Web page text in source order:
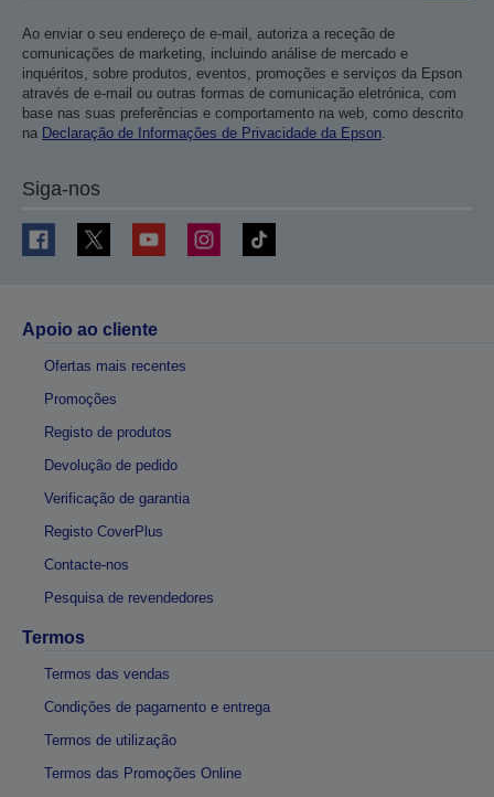
Ao enviar o seu endereço de e-mail, autoriza a receção de
comunicações de marketing, incluindo análise de mercado e
inquéritos, sobre produtos, eventos, promoções e serviços da Epson
através de e-mail ou outras formas de comunicação eletrónica, com
base nas suas preferências e comportamento na web, como descrito
na Declaração de Informações de Privacidade da Epson.
Siga-nos
Apoio ao cliente
Ofertas mais recentes
Promoções
Registo de produtos
Devolução de pedido
Verificação de garantia
Registo CoverPlus
Contacte-nos
Pesquisa de revendedores
Termos
Termos das vendas
Condições de pagamento e entrega
Termos de utilização
Termos das Promoções Online